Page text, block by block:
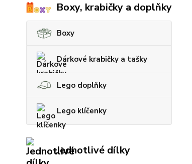
Boxy, krabičky a doplňky
Boxy
Dárkové krabičky a tašky
Lego doplňky
Lego klíčenky
Jednotlivé dílky